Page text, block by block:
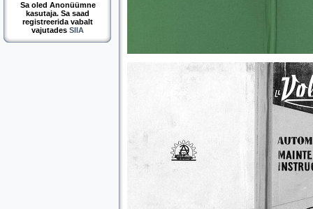
Sa oled Anonüümne
kasutaja. Sa saad
registreerida vabalt
vajutades SIIA